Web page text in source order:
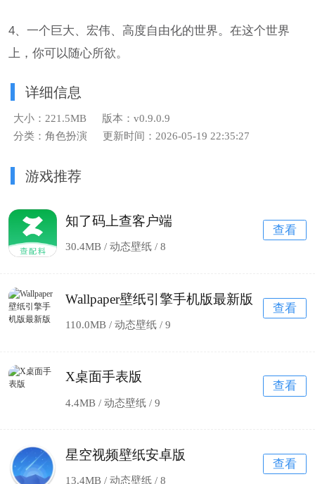
4、一个巨大、宏伟、高度自由化的世界。在这个世界
上，你可以随心所欲。
详细信息
大小：221.5MB
版本：v0.9.0.9
分类：角色扮演
更新时间：2026-05-19 22:35:27
游戏推荐
知了码上查客户端
30.4MB / 动态壁纸 /8
查看
Wallpaper壁纸引擎手机版最新版
110.0MB / 动态壁纸 /9
查看
X桌面手表版
4.4MB / 动态壁纸 /9
查看
星空视频壁纸安卓版
13.4MB / 动态壁纸 /8
查看